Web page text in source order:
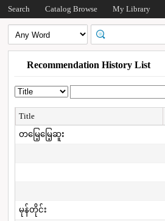
Search Catalog Browse My Library
Recommendation History List
Title
တမြေ့မြေ့ဆူး
မုန်တိုင်း